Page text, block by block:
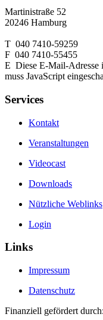
Martinistraße 52
20246 Hamburg
T 040 7410-59259
F 040 7410-55455
E Diese E-Mail-Adresse
muss JavaScript
Services
Kontakt
Veranstaltungen
Videocast
Downloads
Nützliche Weblinks
Login
Links
Impressum
Datenschutz
Finanziell gefördert durch: